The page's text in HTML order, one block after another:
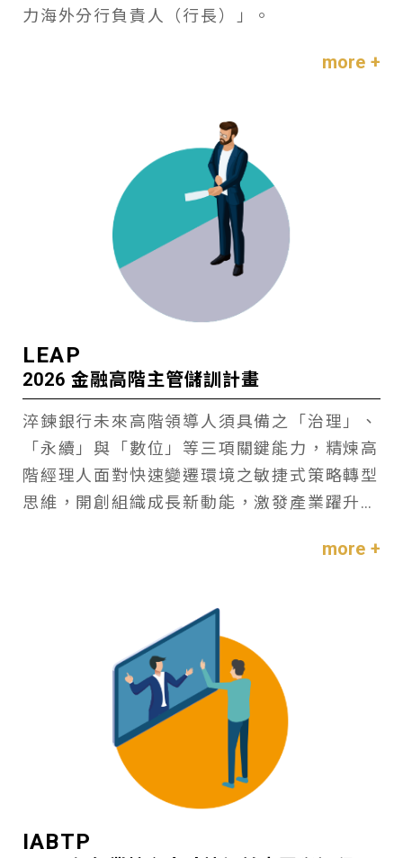
力海外分行負責人（行長）」。
more +
LEAP
2026 金融高階主管儲訓計畫
淬鍊銀行未來高階領導人須具備之「治理」、
「永續」與「數位」等三項關鍵能力，精煉高
階經理人面對快速變遷環境之敏捷式策略轉型
思維，開創組織成長新動能，激發產業躍升新
more +
IABTP